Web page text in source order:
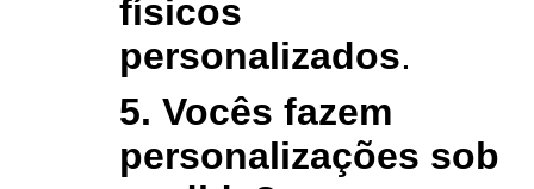
físicos
personalizados.
5. Vocês fazem
personalizações sob